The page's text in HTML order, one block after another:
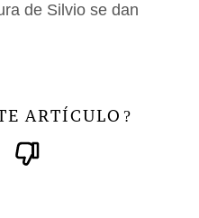
de Silvio se dan
ARTÍCULO ?